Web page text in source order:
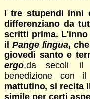
I tre stupendi inni
differenziano da
scritti prima.
il Pange lingua, c
giovedì santo e
ergo,da secoli il
benedizione con il
mattutino, si recita il
simile per certi